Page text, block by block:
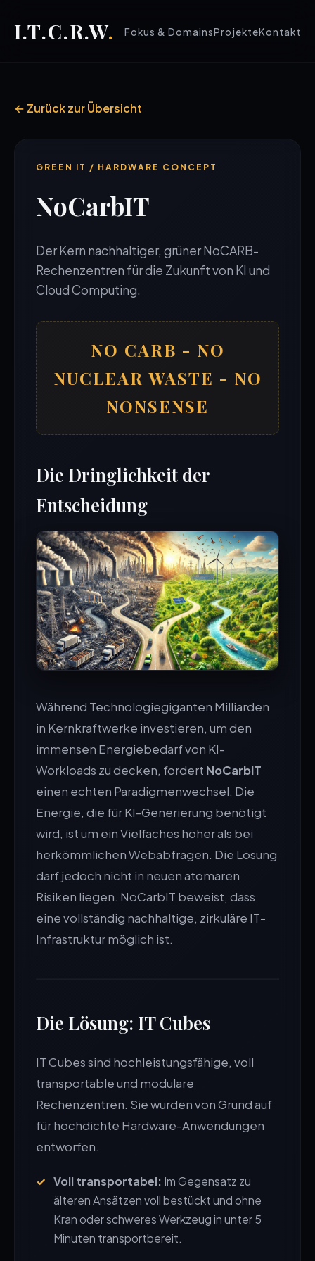
I.T.C.R.W. Fokus & DomainsProjekteKontakt
← Zurück zur Übersicht
GREEN IT / HARDWARE CONCEPT
NoCarbIT
Der Kern nachhaltiger, grüner NoCARB-
Rechenzentren für die Zukunft von KI und
Cloud Computing.
NO CARB - NO
NUCLEAR WASTE - NO
NONSENSE
Die Dringlichkeit der
Entscheidung
Während Technologiegiganten Milliarden
in Kernkraftwerke investieren, um den
immensen Energiebedarf von KI-
Workloads zu decken, fordert NoCarbIT
einen echten Paradigmenwechsel. Die
Energie, die für KI-Generierung benötigt
wird, ist um ein Vielfaches höher als bei
herkömmlichen Webabfragen. Die Lösung
darf jedoch nicht in neuen atomaren
Risiken liegen. NoCarbIT beweist, dass
eine vollständig nachhaltige, zirkuläre IT-
Infrastruktur möglich ist.
Die Lösung: IT Cubes
IT Cubes sind hochleistungsfähige, voll
transportable und modulare
Rechenzentren. Sie wurden von Grund auf
für hochdichte Hardware-Anwendungen
entworfen.
Voll transportabel: Im Gegensatz zu
älteren Ansätzen voll bestückt und ohne
Kran oder schweres Werkzeug in unter 5
Minuten transportbereit.